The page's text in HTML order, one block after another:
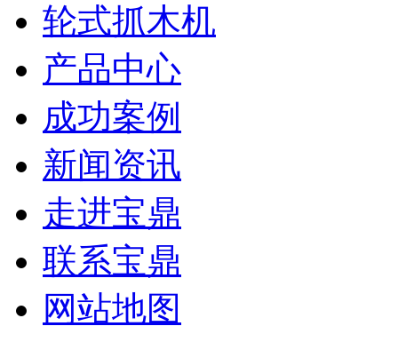
轮式抓木机
产品中心
成功案例
新闻资讯
走进宝鼎
联系宝鼎
网站地图